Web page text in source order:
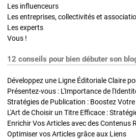
Les influenceurs
Les entreprises, collectivités et
Les experts
Vous !
12 conseils pour bien débuter son
Développez une Ligne Éditoriale Claire
Présentez-vous : L'Importance de
L'Art de Choisir un Titre Efficace :
Optimiser vos Articles grâce aux Liens